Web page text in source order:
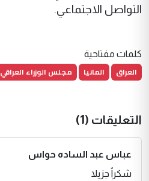
التواصل الاجتماعي.
كلمات مفتاحية
العراق المانيا مجلس الوزراء العراقي
التعليقات (1)
عباس عبد الساده حواس
شكراً جزيلا